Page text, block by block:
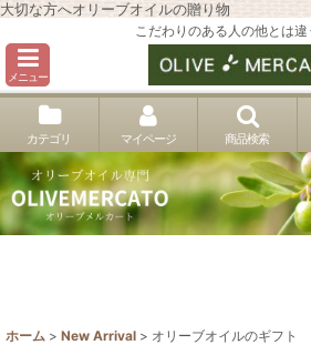
大切な方へオリーブオイルの贈り物
こだわりのある人の他とは違
メニュー
カテゴリ マイページ 商品検索
ホーム > New Arrival > オリーブオイルのギフト